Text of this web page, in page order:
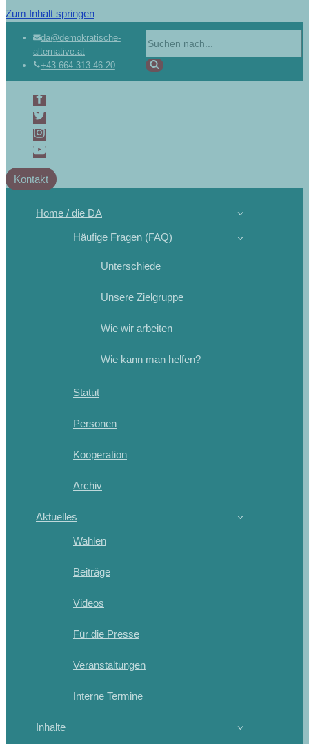
Zum Inhalt springen
da@demokratische-
alternative.at
+43 664 313 46 20
Kontakt
Home / die DA
Häufige Fragen (FAQ)
Unterschiede
Unsere Zielgruppe
Wie wir arbeiten
Wie kann man helfen?
Statut
Personen
Kooperation
Archiv
Aktuelles
Wahlen
Beiträge
Videos
Für die Presse
Veranstaltungen
Interne Termine
Inhalte